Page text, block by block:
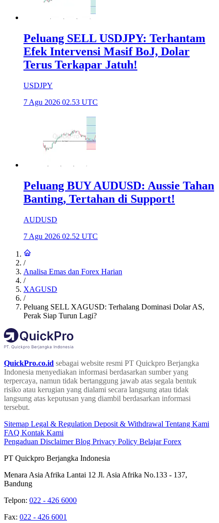
Peluang SELL USDJPY: Terhantam
Efek Intervensi Masif BoJ, Dolar
Terus Terkapar Jatuh!
USDJPY
7 Agu 2026 02.53 UTC
Peluang BUY AUDUSD: Aussie Tahan
Banting, Tertahan di Support!
AUDUSD
7 Agu 2026 02.52 UTC
/
Analisa Emas dan Forex Harian
/
XAGUSD
/
Peluang SELL XAGUSD: Terhalang Dominasi Dolar AS,
Perak Siap Turun Lagi?
QuickPro.co.id sebagai website resmi PT Quickpro Berjangka
Indonesia menyediakan informasi berdasarkan sumber yang
terpercaya, namun tidak bertanggung jawab atas segala bentuk
risiko atau kerugian yang dialami secara langsung atau tidak
langsung atas keputusan yang diambil berdasarkan informasi
tersebut.
Sitemap Legal & Regulation Deposit & Withdrawal Tentang Kami
FAQ Kontak Kami
Pengaduan DisclaimerBlog Privacy Policy Belajar Forex
PT Quickpro Berjangka Indonesia
Menara Asia Afrika Lantai 12 Jl. Asia Afrika No.133 - 137,
Bandung
Telpon: 022 - 426 6000
Fax: 022 - 426 6001